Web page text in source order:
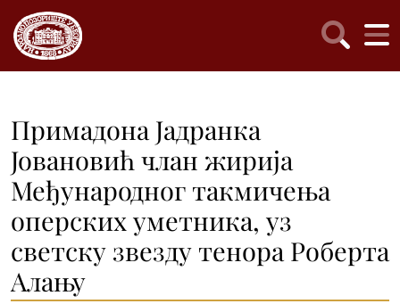
Примадона Jадранка
Јовановић члан жирија
Међународног такмичења
оперских уметника, уз
светску звезду тенора Роберта
Алању